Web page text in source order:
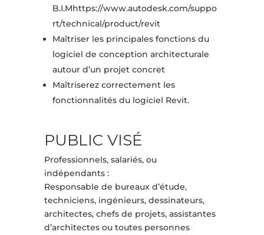
B.I.Mhttps://www.autodesk.com/suppo
rt/technical/product/revit
Maîtriser les principales fonctions du
logiciel de conception architecturale
autour d’un projet concret
Maîtriserez correctement les
fonctionnalités du logiciel Revit.
PUBLIC VISÉ
Professionnels, salariés, ou
indépendants :
Responsable de bureaux d’étude,
techniciens, ingénieurs, dessinateurs,
architectes, chefs de projets, assistantes
d’architectes ou toutes personnes